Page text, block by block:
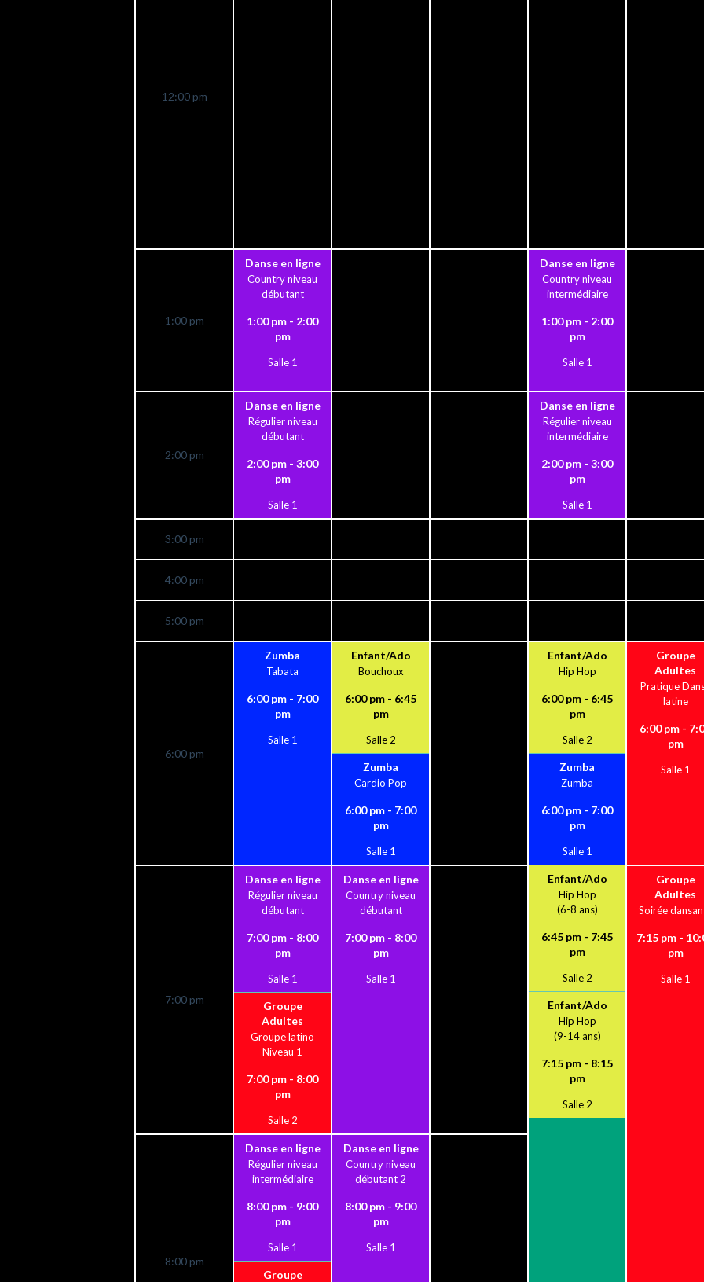
12:00 pm
1:00 pm
Danse en ligne
Country niveau
débutant
1:00 pm - 2:00
pm
Salle 1
Danse en ligne
Country niveau
intermédiaire
1:00 pm - 2:00
pm
Salle 1
2:00 pm
Danse en ligne
Régulier niveau
débutant
2:00 pm - 3:00
pm
Salle 1
Danse en ligne
Régulier niveau
intermédiaire
2:00 pm - 3:00
pm
Salle 1
3:00 pm
4:00 pm
5:00 pm
6:00 pm
Zumba
Tabata
6:00 pm - 7:00
pm
Salle 1
Enfant/Ado
Bouchoux
6:00 pm - 6:45
pm
Salle 2
Zumba
Cardio Pop
6:00 pm - 7:00
pm
Salle 1
Enfant/Ado
Hip Hop
6:00 pm - 6:45
pm
Salle 2
Zumba
Zumba
6:00 pm - 7:00
pm
Salle 1
Enfant/Ado
Hip Hop
(6-8 ans)
6:45 pm - 7:45
pm
Salle 2
Enfant/Ado
Hip Hop
(9-14 ans)
7:15 pm - 8:15
pm
Salle 2
Groupe
Adultes
Pratique
latine
6:00 pm -
pm
Salle 1
7:00 pm
Danse en ligne
Régulier niveau
débutant
7:00 pm - 8:00
pm
Salle 1
Groupe
Adultes
Groupe latino
Niveau 1
7:00 pm - 8:00
pm
Salle 2
Danse en ligne
Country niveau
débutant
7:00 pm - 8:00
pm
Salle 1
Groupe
Adultes
Soirée
7:15 pm -
pm
Salle 1
8:00 pm
Danse en ligne
Régulier niveau
intermédiaire
8:00 pm - 9:00
pm
Salle 1
Groupe
Danse en ligne
Country niveau
débutant 2
8:00 pm - 9:00
pm
Salle 1